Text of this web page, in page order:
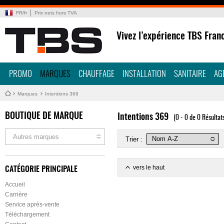
FR/fr Prix nets hors TVA
Vivez l’expérience TBS
PROMO MARQUES CHAUFFAGE INSTALLATION SANITAIRE
Marques Intentions 369
BOUTIQUE DE MARQUE
Autres marques
CATÉGORIE PRINCIPALE
Accueil
Carrière
Service après-vente
Téléchargement
Intentions 369 (0 - 0 de 0
Trier :
vers le haut